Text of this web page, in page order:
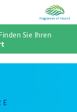
Sie Ihren